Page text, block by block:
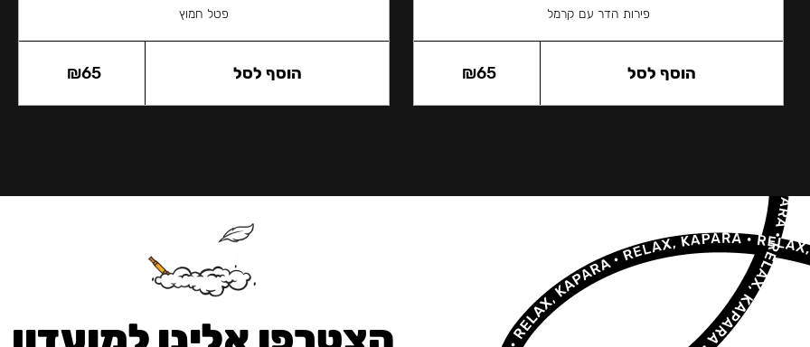
פירות הדר עם קרמל
₪65 הוסף לסל
פטל חמוץ
₪65 הוסף לסל